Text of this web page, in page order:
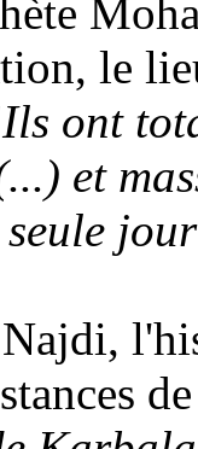
le
Ils ont
et
Najdi,